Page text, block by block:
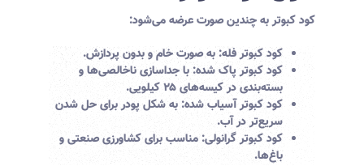
کود کبوتر به چندین صورت عرضه می‌شود:
کود کبوتر فله: به صورت خام و بدون پردازش.
کود کبوتر پاک شده: با جداسازی ناخالصی‌ها و
بسته‌بندی در کیسه‌های ۲۵ کیلویی.
کود کبوتر آسیاب شده: به شکل پودر برای حل شدن
سریع‌تر در آب.
کود کبوتر گرانولی: مناسب برای کشاورزی صنعتی و
باغ‌ها.